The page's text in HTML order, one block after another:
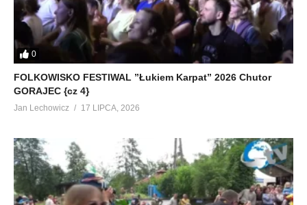
0
FOLKOWISKO FESTIWAL ”Łukiem Karpat” 2026 Chutor
GORAJEC {cz 4}
Jan Lechowicz 17 LIPCA, 2026